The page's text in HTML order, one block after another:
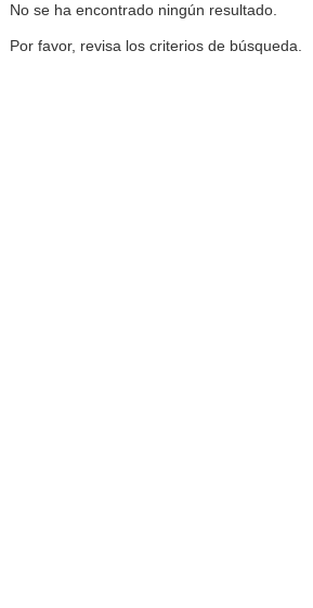
No se ha encontrado ningún resultado.
Por favor, revisa los criterios de búsqueda.